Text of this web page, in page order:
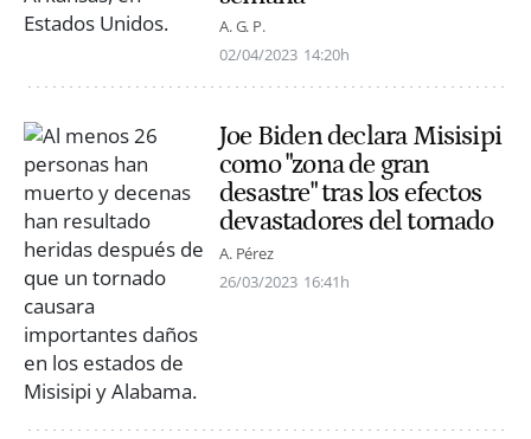
A. G. P.
02/04/2023 14:20h
Joe Biden declara Misisipi
como "zona de gran
desastre" tras los efectos
devastadores del tornado
A. Pérez
26/03/2023 16:41h